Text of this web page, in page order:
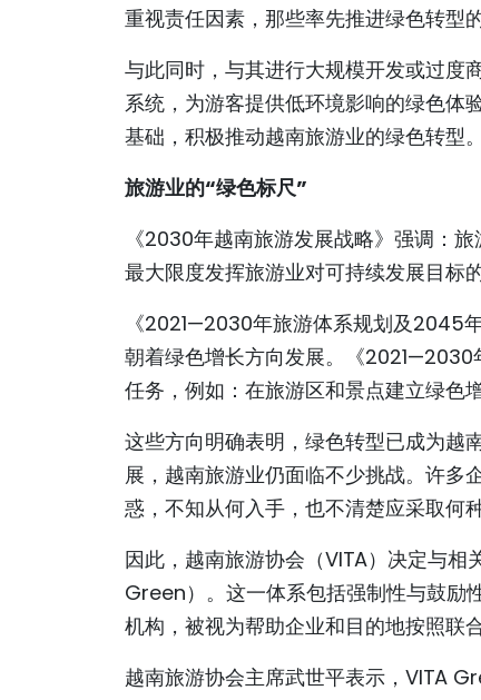
重视责任因素，那些率先推进绿色转型
与此同时，与其进行大规模开发或过度
系统，为游客提供低环境影响的绿色体
基础，积极推动越南旅游业的绿色转型。
旅游业的“绿色标尺”
《2030年越南旅游发展战略》强调：
最大限度发挥旅游业对可持续发展目标的
《2021—2030年旅游体系规划及2045
朝着绿色增长方向发展。《
任务，例如：在旅游区和景点建立绿色
这些方向明确表明，绿色转型已成为越
展，越南旅游业仍面临不少挑战。许多
惑，不知从何入手，也不清楚应采取何
因此，越南旅游协会（VITA）决定与相
Green）。这一体系包括强制性与鼓励
机构，被视为帮助企业和目的地按照联
越南旅游协会主席武世平表示，VITA